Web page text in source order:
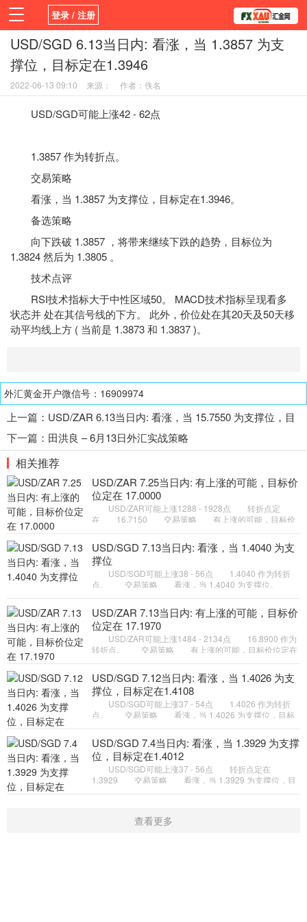
登录 / 注册
首页 新闻 观点 货币
学院
平台
指标EA 书籍
USD/SGD 6.13当日内: 看涨，当 1.3857 为支
撑位，目标定在1.3946
2022-06-13 09:10 来源： 作者：佚名
USD/SGD可能上涨42 - 62点
1.3857 作为转折点。
交易策略
看涨，当 1.3857 为支撑位，目标定在1.3946。
备选策略
向下跌破 1.3857 ，将带来继续下跌的趋势，目标位为
1.3824 然后为 1.3805 。
技术点评
RSI技术指标大于中性区域50。 MACD技术指标呈现看多
状态并 处在其信号线的下方。 此外，价位处在其20天及50天移
动平均线上方 ( 当前是 1.3873 和 1.3837 )。
外汇黄金开户微信号：16909974
上一篇： USD/ZAR 6.13当日内: 看涨，当 15.7550 为支撑位，目
标定在16.0770
下一篇： 田洪良 – 6月13日外汇实战策略
相关推荐
USD/ZAR 7.25当日内: 有上涨的可能，目标价
位定在 17.0000
USD/ZAR可能上涨1288 - 1928点 转折点定
在 16.7150 交易策略 有上涨的可能，目标价
，将带来继续下跌的趋
USD/SGD 7.13当日内: 看涨，当 1.4040 为支
撑位
USD/SGD可能上涨38 - 56点 1.4040 作为转折
点。 交易策略 看涨，当 1.4040 为支撑位。
USD/ZAR 7.13当日内: 有上涨的可能，目标价
位定在 17.1970
USD/ZAR可能上涨1484 - 2134点 16.8900 作为
转折点。 交易策略 有上涨的可能，目标价位定在
USD/ZAR 目标方向定在 1
USD/SGD 7.12当日内: 看涨，当 1.4026 为支
撑位，目标定在1.4108
USD/SGD可能上涨37 - 54点 1.4026 作为转折
点。 交易策略 看涨，当 1.4026 为支撑位，目标
来继续下跌的趋势，目
USD/SGD 7.4当日内: 看涨，当 1.3929 为支撑
位，目标定在1.4012
USD/SGD可能上涨37 - 56点 转折点定在
1.3929 交易策略 看涨，当 1.3929 为支撑位，目
查看更多